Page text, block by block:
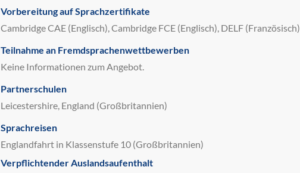
Vorbereitung auf Sprachzertifikate
Cambridge CAE (Englisch), Cambridge FCE (Englisch), DELF (Französisch)
Teilnahme an Fremdsprachenwettbewerben
Keine Informationen zum Angebot.
Partnerschulen
Leicestershire, England (Großbritannien)
Sprachreisen
Englandfahrt in Klassenstufe 10 (Großbritannien)
Verpflichtender Auslandsaufenthalt